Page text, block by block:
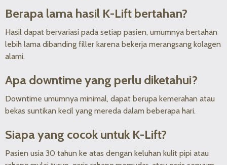
Berapa lama hasil K-Lift bertahan?
Hasil dapat bervariasi pada setiap pasien, umumnya bertahan
lebih lama dibanding filler karena bekerja merangsang kolagen
alami.
Apa downtime yang perlu diketahui?
Downtime umumnya minimal, dapat berupa kemerahan atau
bekas suntikan kecil yang mereda dalam beberapa hari.
Siapa yang cocok untuk K-Lift?
Pasien usia 30 tahun ke atas dengan keluhan kulit pipi atau